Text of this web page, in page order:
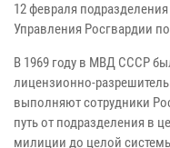
12 февраля
Управления Росгвардии
В 1969 году в МВД СССР
лицензионно-
выполняют сотрудники
путь от подразделения в
милиции до целой